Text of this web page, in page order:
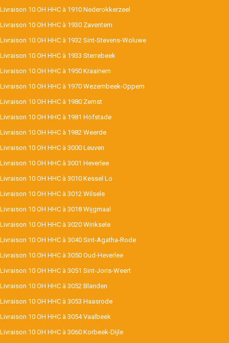
Livraison 10 OH HHC à 1910 Nederokkerzeel
Livraison 10 OH HHC à 1930 Zaventem
Livraison 10 OH HHC à 1932 Sint-Stevens-Woluwe
Livraison 10 OH HHC à 1933 Sterrebeek
Livraison 10 OH HHC à 1950 Kraainem
Livraison 10 OH HHC à 1970 Wezembeek-Oppem
Livraison 10 OH HHC à 1980 Zemst
Livraison 10 OH HHC à 1981 Hofstade
Livraison 10 OH HHC à 1982 Weerde
Livraison 10 OH HHC à 3000 Leuven
Livraison 10 OH HHC à 3001 Heverlee
Livraison 10 OH HHC à 3010 Kessel Lo
Livraison 10 OH HHC à 3012 Wilsele
Livraison 10 OH HHC à 3018 Wijgmaal
Livraison 10 OH HHC à 3020 Winksele
Livraison 10 OH HHC à 3040 Sint-Agatha-Rode
Livraison 10 OH HHC à 3050 Oud-Heverlee
Livraison 10 OH HHC à 3051 Sint-Joris-Weert
Livraison 10 OH HHC à 3052 Blanden
Livraison 10 OH HHC à 3053 Haasrode
Livraison 10 OH HHC à 3054 Vaalbeek
Livraison 10 OH HHC à 3060 Korbeek-Dijle